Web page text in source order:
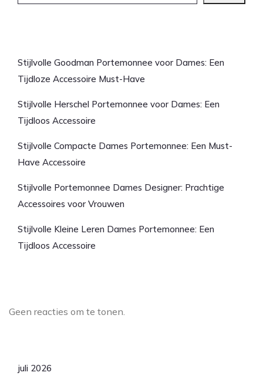
Stijlvolle Goodman Portemonnee voor Dames: Een
Tijdloze Accessoire Must-Have
Stijlvolle Herschel Portemonnee voor Dames: Een
Tijdloos Accessoire
Stijlvolle Compacte Dames Portemonnee: Een Must-
Have Accessoire
Stijlvolle Portemonnee Dames Designer: Prachtige
Accessoires voor Vrouwen
Stijlvolle Kleine Leren Dames Portemonnee: Een
Tijdloos Accessoire
Geen reacties om te tonen.
juli 2026